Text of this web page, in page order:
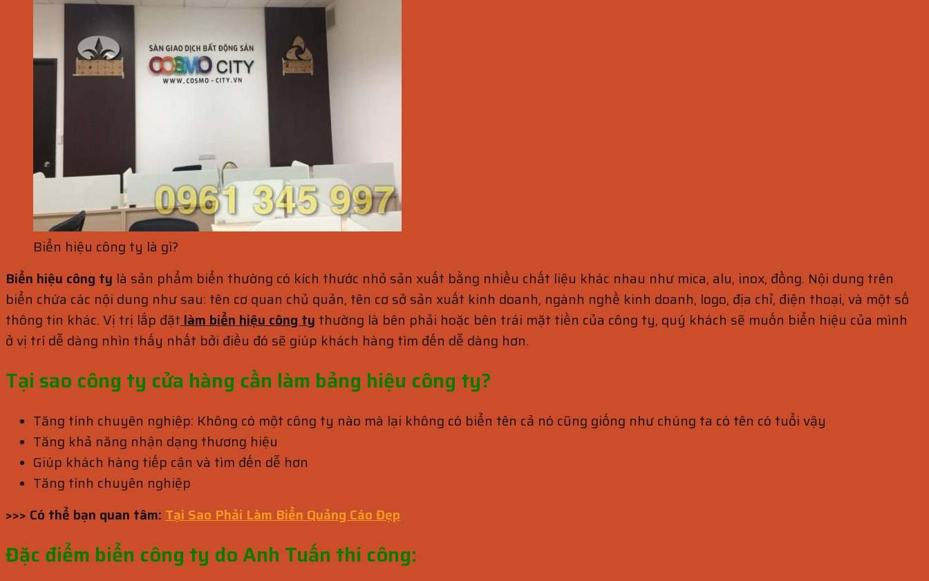
Biển hiệu công ty là gì?
Biển hiệu công ty là sản phẩm biển thường có kích thước nhỏ sản xuất bằng nhiều chất liệu khác nhau như mica, alu, inox, đồng. Nội dung trên
biển chứa các nội dung như sau: tên cơ quan chủ quản, tên cơ sở sản xuất kinh doanh, ngành nghề kinh doanh, logo, địa chỉ, điện thoại, và một số
thông tin khác. Vị trị lắp đặt làm biển hiệu công ty thường là bên phải hoặc bên trái mặt tiền của công ty, quý khách sẽ muốn biển hiệu của mình
ở vị trí dễ dàng nhìn thấy nhất bởi điều đó sẽ giúp khách hàng tìm đến dễ dàng hơn.
Tại sao công ty cửa hàng cần làm bảng hiệu công ty?
Tăng tính chuyên nghiệp: Không có một công ty nào mà lại không có biển tên cả nó cũng giống như chúng ta có tên có tuổi vậy
Tăng khả năng nhận dạng thương hiệu
Giúp khách hàng tiếp cận và tìm đến dễ hơn
Tăng tính chuyên nghiệp
>>> Có thể bạn quan tâm: Tại Sao Phải Làm Biển Quảng Cáo Đẹp
Đặc điểm biển công ty do Anh Tuấn thi công: